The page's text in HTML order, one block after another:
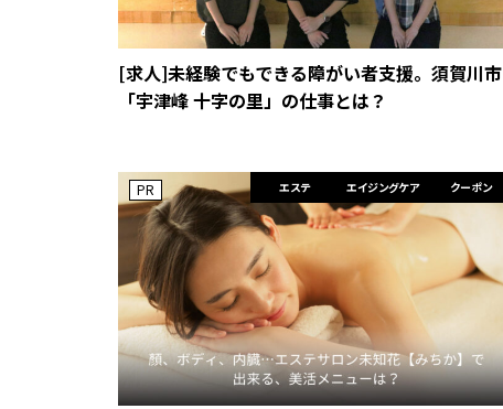
[求人]未経験でもできる障がい者支援。須賀川市
「宇津峰 十字の里」の仕事とは？
エステ エイジングケア クーポン
PR